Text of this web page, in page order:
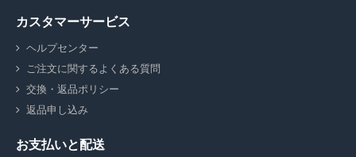
カスタマーサービス
ヘルプセンター
ご注文に関するよくある質問
交換・返品ポリシー
返品申し込み
お支払いと配送